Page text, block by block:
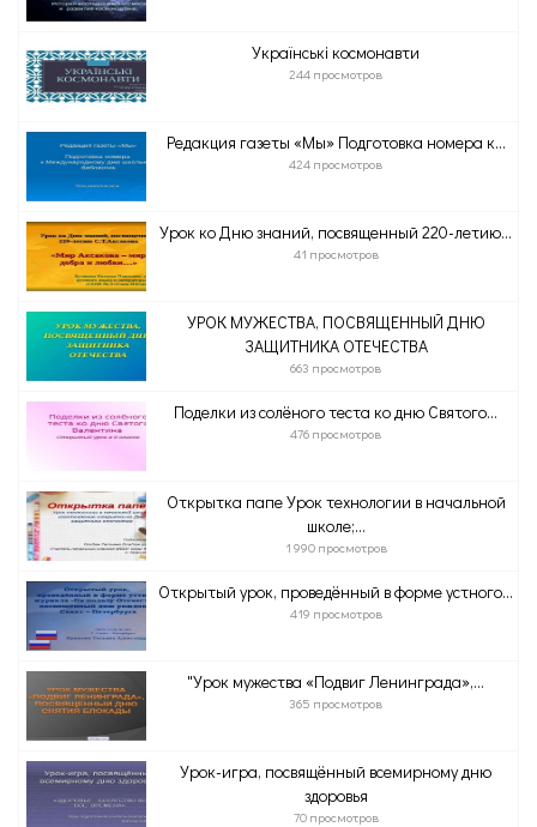
Українські космонавти
244 просмотров
Редакция газеты «Мы» Подготовка номера к...
424 просмотров
Урок ко Дню знаний, посвященный 220-летию...
41 просмотров
УРОК МУЖЕСТВА, ПОСВЯЩЕННЫЙ ДНЮ
ЗАЩИТНИКА ОТЕЧЕСТВА
663 просмотров
Поделки из солёного теста ко дню Святого...
476 просмотров
Открытка папе Урок технологии в начальной
школе;...
1 990 просмотров
Открытый урок, проведённый в форме устного...
419 просмотров
"Урок мужества «Подвиг Ленинграда»,...
365 просмотров
Урок-игра, посвящённый всемирному дню
здоровья
70 просмотров